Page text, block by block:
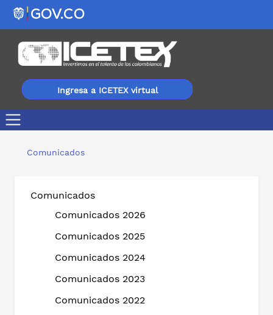
Ingresa a ICETEX virtual
Comunicados
Comunicados
Comunicados 2026
Comunicados 2025
Comunicados 2024
Comunicados 2023
Comunicados 2022